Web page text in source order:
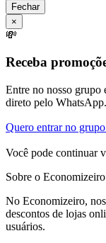
Fechar
×
💸
Receba
Entre no nosso grupo
direto pelo WhatsApp.
Quero entrar no grupo
Você pode continuar
Sobre o Economizeiro
No Economizeiro,
descontos de lojas
usuários.